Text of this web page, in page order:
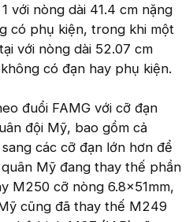
với nòng dài 41.4 cm nặng
có phụ kiện, trong khi một
với nòng dài 52.07 cm
có đạn hay phụ kiện.
đuổi FAMG với cỡ đạn
đội Mỹ, bao gồm cả
các cỡ đạn lớn hơn để
Mỹ đang thay thế phần
M250 cỡ nòng 6.8x51mm,
cũng đã thay thế M249